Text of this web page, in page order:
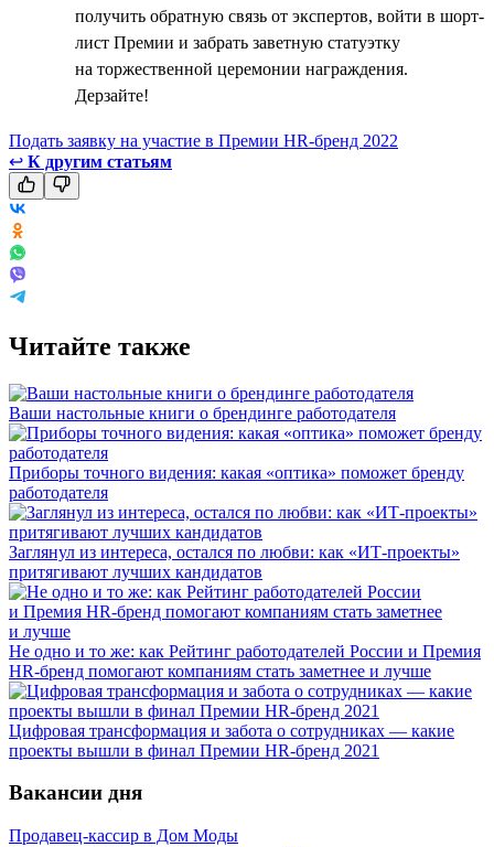
получить обратную связь от экспертов, войти в шорт-
лист Премии и забрать заветную статуэтку
на торжественной церемонии награждения.
Дерзайте!
Подать заявку на участие в Премии HR-бренд 2022
↩ К другим статьям
Читайте также
Ваши настольные книги о брендинге работодателя
Приборы точного видения: какая «оптика» поможет бренду
работодателя
Заглянул из интереса, остался по любви: как «ИТ-проекты»
притягивают лучших кандидатов
Не одно и то же: как Рейтинг работодателей России и Премия
HR-бренд помогают компаниям стать заметнее и лучше
Цифровая трансформация и забота о сотрудниках — какие
проекты вышли в финал Премии HR-бренд 2021
Вакансии дня
Продавец-кассир в Дом Моды